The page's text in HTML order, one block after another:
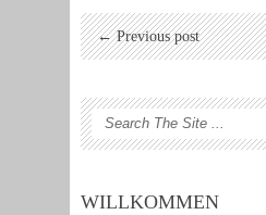
← Previous post
WILLKOMMEN